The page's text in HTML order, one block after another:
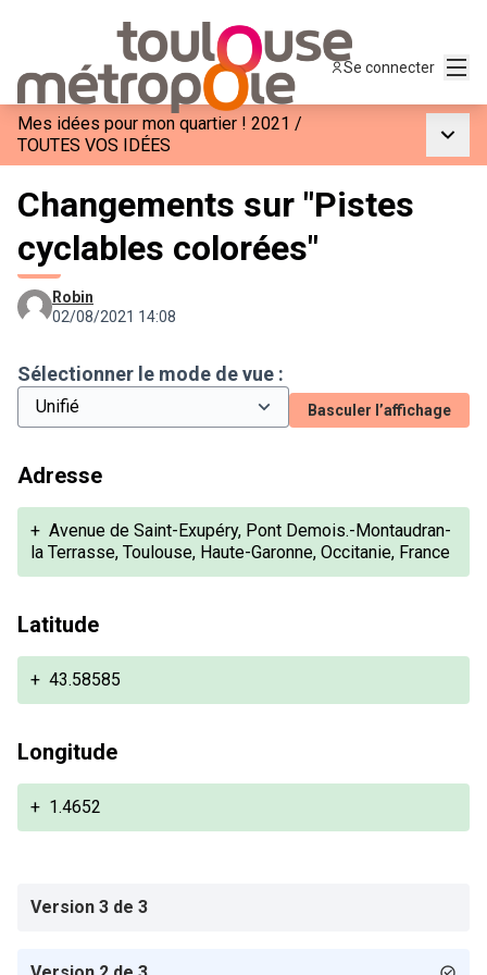
Se connecter
Mes idées pour mon quartier ! 2021 /
TOUTES VOS IDÉES
Changements sur "Pistes
cyclables colorées"
Robin
02/08/2021 14:08
Sélectionner le mode de vue :
Basculer l’affichage
Adresse
+ Avenue de Saint-Exupéry, Pont Demois.-Montaudran-
la Terrasse, Toulouse, Haute-Garonne, Occitanie, France
Latitude
+ 43.58585
Longitude
+ 1.4652
Version 3 de 3